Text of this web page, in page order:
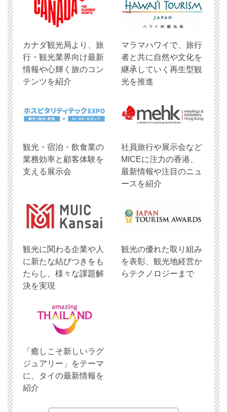
​カナダ観光局より、旅
行・観光業界向け最新
情報や心輝く旅のコン
テンツを紹介
マラマハワイで、旅行
者と共に自然や文化を
継承していく再生型観
光を推進
観光・宿泊・飲食業の
業務効率と顧客体験を
支える展示会
社員旅行や展示会など
MICEに注力の香港、
最新情報や注目のニュ
ースを紹介
観光に関わる企業や人
に新たな結びつきをも
たらし、様々な課題解
決を実現
観光の優れた取り組み
を表彰、観光地経営か
らテクノロジーまで
「癒しこそ新しいラグ
ジュアリー」をテーマ
に、タイの最新情報を
紹介